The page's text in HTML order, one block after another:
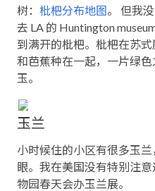
树： 枇杷分布地图。 但我
去 LA 的 Huntington
到满开的枇杷。枇杷在苏
和芭蕉种在一起，一片绿
玉。
玉兰
小时候住的小区有很多玉
眼。我在美国没有特别注
物园春天会办玉兰展。